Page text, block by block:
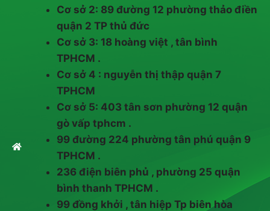
Cơ sở 2: 89 đường 12 phường thảo điền
quận 2 TP thủ đức
Cơ sở 3: 18 hoàng việt , tân bình
TPHCM .
Cơ sở 4 : nguyễn thị thập quận 7
TPHCM
Cơ sở 5: 403 tân sơn phường 12 quận
gò vấp tphcm .
99 đường 224 phường tân phú quận 9
TPHCM .
236 điện biên phủ , phường 25 quận
bình thanh TPHCM .
99 đồng khởi , tân hiệp Tp biên hòa